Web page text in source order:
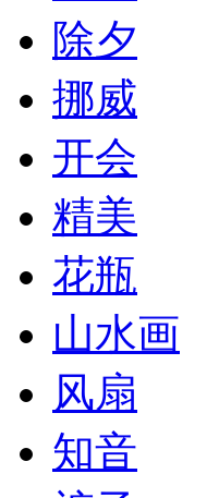
除夕
挪威
开会
精美
花瓶
山水画
风扇
知音